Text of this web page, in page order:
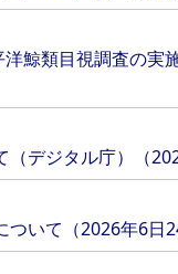
鯨類目視調査の
デジタル庁）（
ついて（2026年6日